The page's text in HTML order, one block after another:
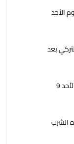
بعد
أسعار الدولار أمام الجنيه المصري بالبنوك اليوم الأحد 9
الشرب